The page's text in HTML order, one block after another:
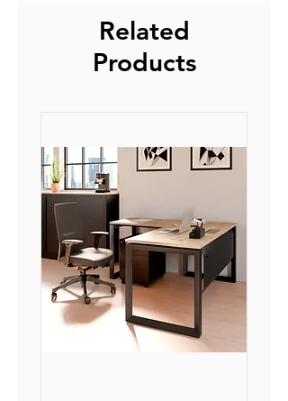
amorti fin de course silencieux.
Grande poignée en aluminium
pour une préhension optimale.
Leur production peut donc
prendre un peu de temps, mais la
qualité de nos produit saura vous
plateformes à nos transporteurs
assurant la livraison finale.
La livraison s'effectue entre 3 et 5
jours ouvrés après réception
auprès de nos partenaires.
Related
Products